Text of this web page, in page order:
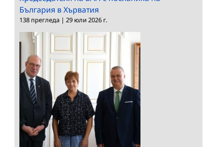
България в Хърватия
138 прегледа | 29 юли 2026 г.